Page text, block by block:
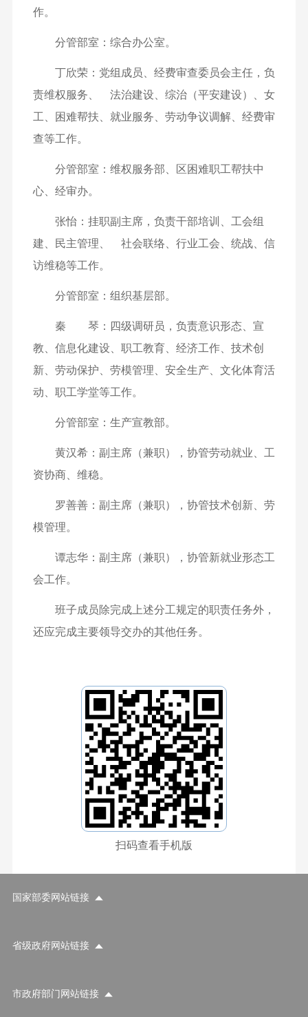
作。
分管部室：综合办公室。
丁欣荣：党组成员、经费审查委员会主任，负
责维权服务、 法治建设、综治（平安建设）、女
工、困难帮扶、就业服务、劳动争议调解、经费审
查等工作。
分管部室：维权服务部、区困难职工帮扶中
心、经审办。
张怡：挂职副主席，负责干部培训、工会组
建、民主管理、 社会联络、行业工会、统战、信
访维稳等工作。
分管部室：组织基层部。
秦 琴：四级调研员，负责意识形态、宣
教、信息化建设、职工教育、经济工作、技术创
新、劳动保护、劳模管理、安全生产、文化体育活
动、职工学堂等工作。
分管部室：生产宣教部。
黄汉希：副主席（兼职），协管劳动就业、工
资协商、维稳。
罗善善：副主席（兼职），协管技术创新、劳
模管理。
谭志华：副主席（兼职），协管新就业形态工
会工作。
班子成员除完成上述分工规定的职责任务外，
还应完成主要领导交办的其他任务。
扫码查看手机版
国家部委网站链接
省级政府网站链接
市政府部门网站链接